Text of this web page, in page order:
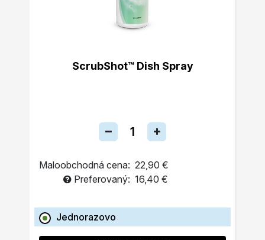
ScrubShot™ Dish Spray
Maloobchodná cena: 22,90 €
Preferovaný: 16,40 €
Jednorazovo